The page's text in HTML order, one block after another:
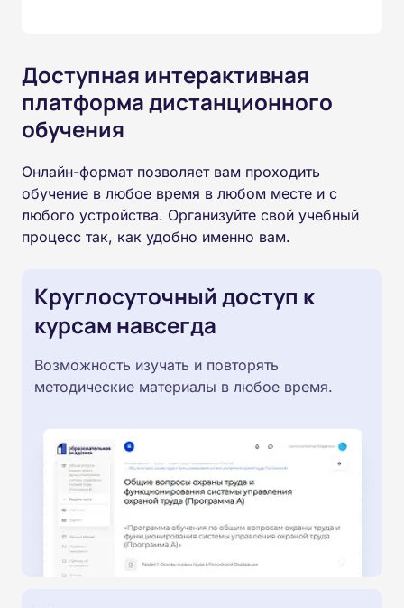
Доступная интерактивная
платформа дистанционного
обучения
Онлайн-формат позволяет вам проходить
обучение в любое время в любом месте и с
любого устройства. Организуйте свой учебный
процесс так, как удобно именно вам.
Круглосуточный доступ к
курсам навсегда
Возможность изучать и повторять
методические материалы в любое время.